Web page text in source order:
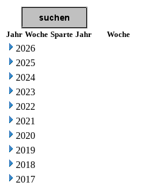
Jahr Woche Sparte Jahr Woche
2026
2025
2024
2023
2022
2021
2020
2019
2018
2017